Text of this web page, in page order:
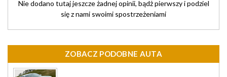
Nie dodano tutaj jeszcze żadnej opinii, bądż pierwszy i podziel
się z nami swoimi spostrzeżeniami
ZOBACZ PODOBNE AUTA